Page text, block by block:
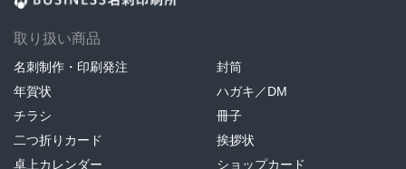
取り扱い商品
名刺制作・印刷発注
封筒
年賀状
ハガキ／DM
チラシ
冊子
二つ折りカード
挨拶状
卓上カレンダー
ショップカード